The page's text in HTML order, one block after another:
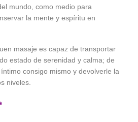
mundo, como medio para
la mente y espíritu en
masaje es capaz de transportar
estado de serenidad y calma; de
consigo mismo y devolverle la
niveles.